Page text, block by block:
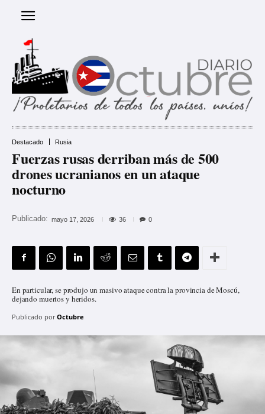
Destacado Rusia
Fuerzas rusas derriban más de 500
drones ucranianos en un ataque
nocturno
Publicado: mayo 17, 2026 36 0
En particular, se produjo un masivo ataque contra la provincia de Moscú,
dejando muertos y heridos.
Publicado por Octubre